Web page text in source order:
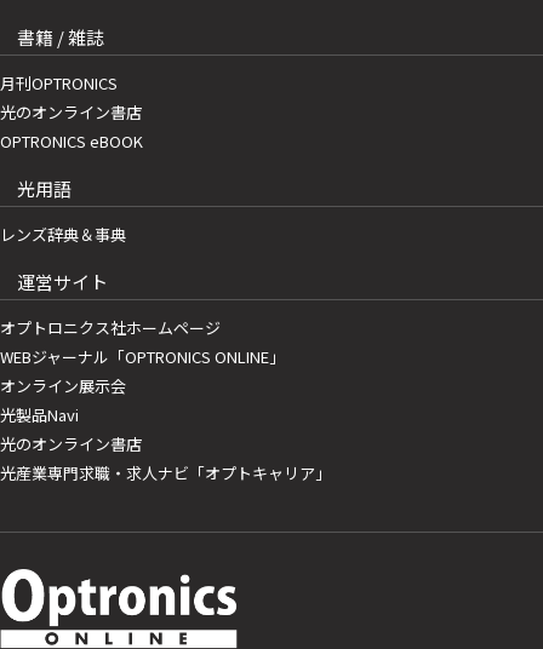
書籍 / 雑誌
月刊OPTRONICS
光のオンライン書店
OPTRONICS eBOOK
光用語
レンズ辞典＆事典
運営サイト
オプトロニクス社ホームページ
WEBジャーナル「OPTRONICS ONLINE」
オンライン展示会
光製品Navi
光のオンライン書店
光産業専門求職・求人ナビ「オプトキャリア」